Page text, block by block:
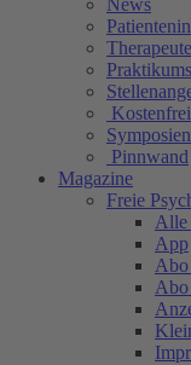
News
Symposien
Pinnwand
Magazine
Freie
Alle
App
Abo